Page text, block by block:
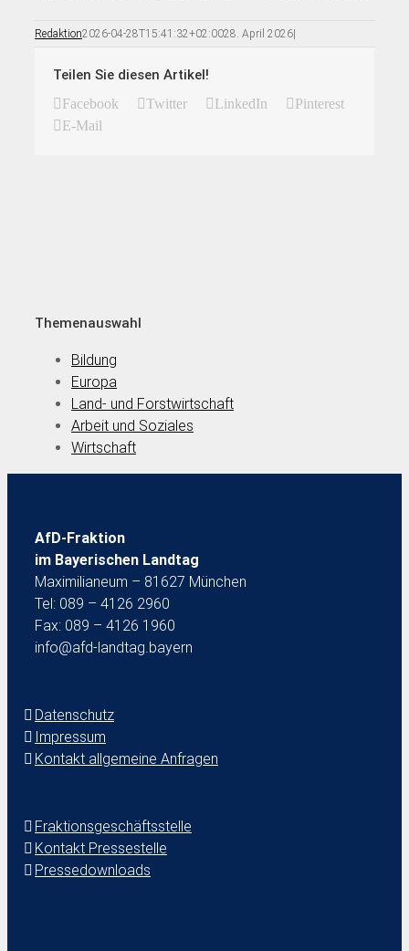
Redaktion2026-04-28T15:41:32+02:0028. April 2026|
Teilen Sie diesen Artikel!
Facebook Twitter LinkedIn
Pinterest
E-Mail
Themenauswahl
Bildung
Europa
Land- und Forstwirtschaft
Arbeit und Soziales
Wirtschaft
AfD-Fraktion
im Bayerischen Landtag
Maximilianeum – 81627 München
Tel: 089 – 4126 2960
Fax: 089 – 4126 1960
info@afd-landtag.bayern
Datenschutz
Impressum
Kontakt allgemeine Anfragen
Fraktionsgeschäftsstelle
Kontakt Pressestelle
Pressedownloads